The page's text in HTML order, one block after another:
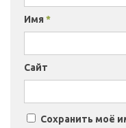
Имя *
Сайт
Сохранить моё